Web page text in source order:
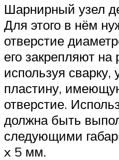
Шарнирный узел
Для этого в нём
отверстие
его закрепляют на
используя сварку,
пластину,
отверстие.
должна быть
следующими
x 5 мм.